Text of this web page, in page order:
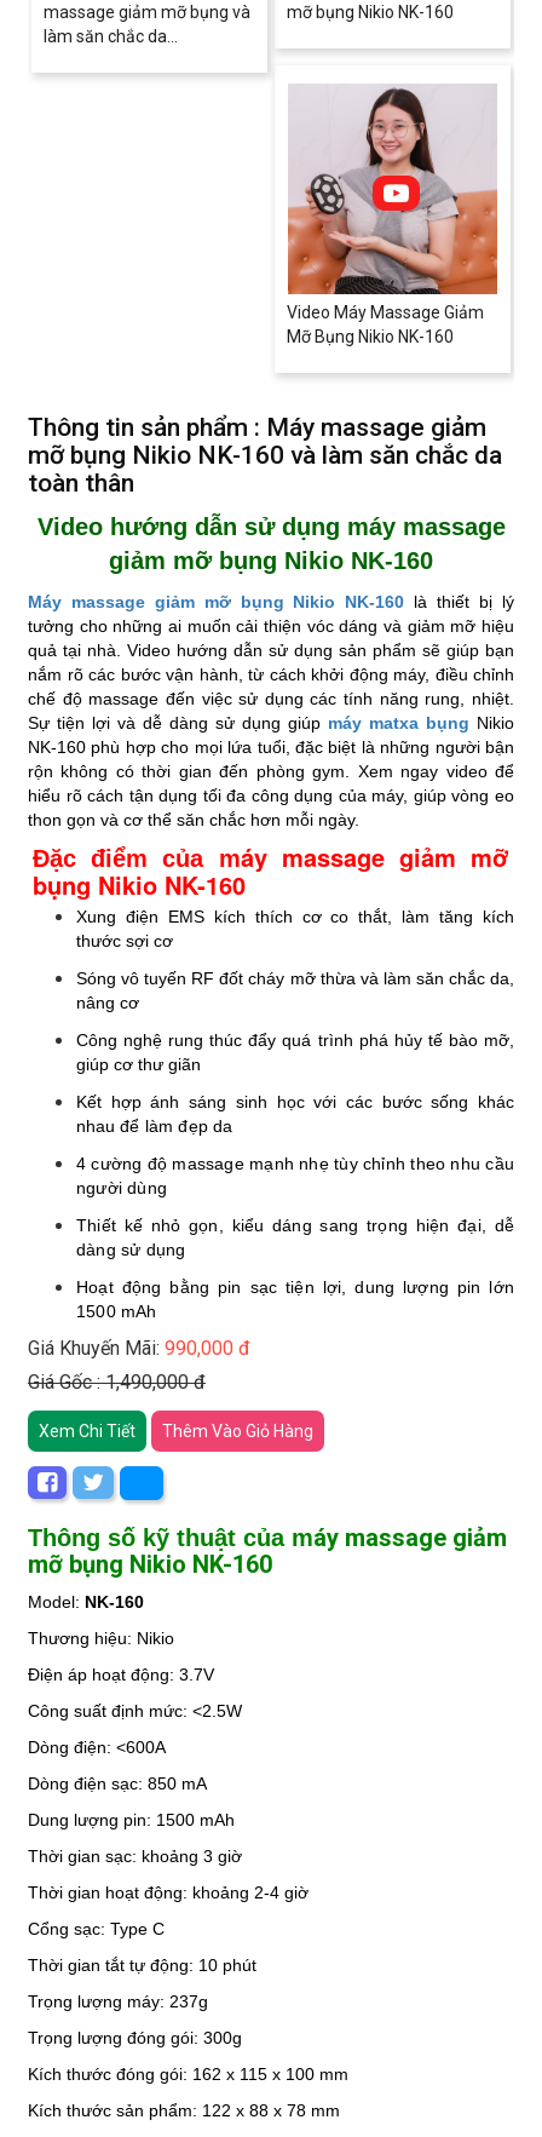
massage giảm mỡ bụng và
làm săn chắc da...
mỡ bụng Nikio NK-160
Video Máy Massage Giảm
Mỡ Bụng Nikio NK-160
Thông tin sản phẩm : Máy massage giảm
mỡ bụng Nikio NK-160 và làm săn chắc da
toàn thân
Video hướng dẫn sử dụng máy massage
giảm mỡ bụng Nikio NK-160
Máy massage giảm mỡ bụng Nikio NK-160 là thiết bị lý
tưởng cho những ai muốn cải thiện vóc dáng và giảm mỡ hiệu
quả tại nhà. Video hướng dẫn sử dụng sản phẩm sẽ giúp bạn
nắm rõ các bước vận hành, từ cách khởi động máy, điều chỉnh
chế độ massage đến việc sử dụng các tính năng rung, nhiệt.
Sự tiện lợi và dễ dàng sử dụng giúp máy matxa bụng Nikio
NK-160 phù hợp cho mọi lứa tuổi, đặc biệt là những người bận
rộn không có thời gian đến phòng gym. Xem ngay video để
hiểu rõ cách tận dụng tối đa công dụng của máy, giúp vòng eo
thon gọn và cơ thể săn chắc hơn mỗi ngày.
Đặc điểm của máy massage giảm mỡ
bụng Nikio NK-160
Xung điện EMS kích thích cơ co thắt, làm tăng kích
thước sợi cơ
Sóng vô tuyến RF đốt cháy mỡ thừa và làm săn chắc da,
nâng cơ
Công nghệ rung thúc đẩy quá trình phá hủy tế bào mỡ,
giúp cơ thư giãn
Kết hợp ánh sáng sinh học với các bước sống khác
nhau để làm đẹp da
4 cường độ massage mạnh nhẹ tùy chỉnh theo nhu cầu
người dùng
Thiết kế nhỏ gọn, kiểu dáng sang trọng hiện đại, dễ
dàng sử dụng
Hoạt động bằng pin sạc tiện lợi, dung lượng pin lớn
1500 mAh
Giá Khuyến Mãi: 990,000 đ
Giá Gốc : 1,490,000 đ
Xem Chi Tiết Thêm Vào Giỏ Hàng
Thông số kỹ thuật của máy massage giảm
mỡ bụng Nikio NK-160
Model: NK-160
Thương hiệu: Nikio
Điện áp hoạt động: 3.7V
Công suất định mức: <2.5W
Dòng điện: <600A
Dòng điện sạc: 850 mA
Dung lượng pin: 1500 mAh
Thời gian sạc: khoảng 3 giờ
Thời gian hoạt động: khoảng 2-4 giờ
Cổng sạc: Type C
Thời gian tắt tự động: 10 phút
Trọng lượng máy: 237g
Trọng lượng đóng gói: 300g
Kích thước đóng gói: 162 x 115 x 100 mm
Kích thước sản phẩm: 122 x 88 x 78 mm